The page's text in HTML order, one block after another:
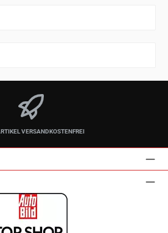
VERSANDKOSTENFREI